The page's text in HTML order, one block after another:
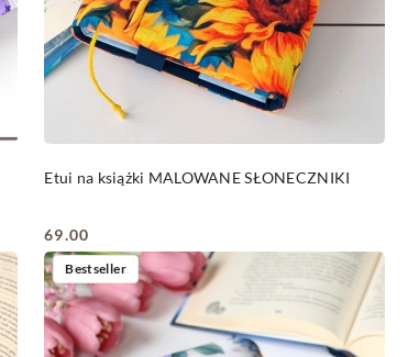
Etui na książki MALOWANE SŁONECZNIKI
Cena:
69.00
Bestseller